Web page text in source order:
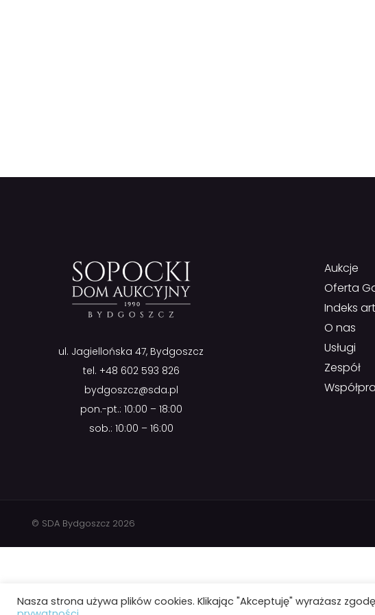
ul. Jagiellońska 47, Bydgoszcz
tel. +48 602 593 826
bydgoszcz@sda.pl
pon.-pt.: 10:00 – 18:00
sob.: 10:00 – 16:00
Aukcje
Oferta
Indeks
O nas
Usługi
Zespół
© SDA Bydgoszcz 2026
Nasza strona używa plików cookies. Klikając "Akceptuję" wyrażasz